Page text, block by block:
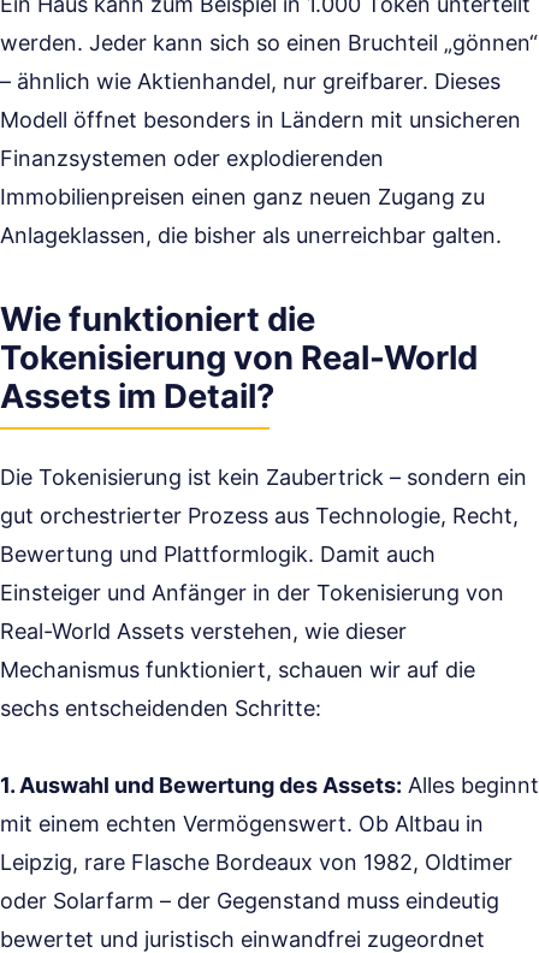
werden. Jeder kann sich so einen Bruchteil „gönnen“
– ähnlich wie Aktienhandel, nur greifbarer. Dieses
Modell öffnet besonders in Ländern mit unsicheren
Finanzsystemen oder explodierenden
Immobilienpreisen einen ganz neuen Zugang zu
Anlageklassen, die bisher als unerreichbar galten.
Wie funktioniert die
Tokenisierung von Real-World
Assets im Detail?
Die Tokenisierung ist kein Zaubertrick – sondern ein
gut orchestrierter Prozess aus Technologie, Recht,
Bewertung und Plattformlogik. Damit auch
Einsteiger und Anfänger in der Tokenisierung von
Real-World Assets verstehen, wie dieser
Mechanismus funktioniert, schauen wir auf die
sechs entscheidenden Schritte:
1. Auswahl und Bewertung des Assets: Alles beginnt
mit einem echten Vermögenswert. Ob Altbau in
Leipzig, rare Flasche Bordeaux von 1982, Oldtimer
oder Solarfarm – der Gegenstand muss eindeutig
bewertet und juristisch einwandfrei zugeordnet